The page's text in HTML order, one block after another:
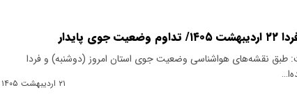
پایدار
طبق نقشه‌های هواشناسی وضعیت جوی استان امروز (دوشنبه) و فردا
۲۱ اردیبهشت ۱۴۰۵